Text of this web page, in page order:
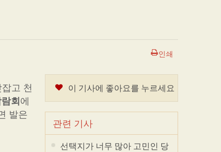
인쇄
고 천
회에
발은
이 기사에 좋아요를 누르세요
관련 기사
선택지가 너무 많아 고민인 당